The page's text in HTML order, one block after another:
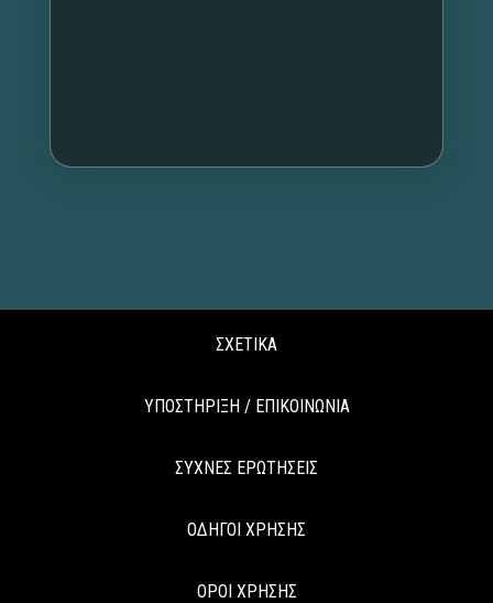
ΣΧΕΤΙΚΑ
ΥΠΟΣΤΗΡΙΞΗ / ΕΠΙΚΟΙΝΩΝΙΑ
ΣΥΧΝΕΣ ΕΡΩΤΗΣΕΙΣ
ΟΔΗΓΟΙ ΧΡΗΣΗΣ
ΟΡΟΙ ΧΡΗΣΗΣ